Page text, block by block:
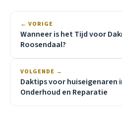
← VORIGE
Wanneer is het Tijd voor
Roosendaal?
VOLGENDE →
Daktips voor huiseigenaren
Onderhoud en Reparatie